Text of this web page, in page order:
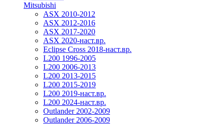
Mitsubishi
ASX 2010-2012
ASX 2012-2016
ASX 2017-2020
ASX 2020-наст.вр.
Eclipse Cross 2018-наст.вр.
L200 1996-2005
L200 2006-2013
L200 2013-2015
L200 2015-2019
L200 2019-наст.вр.
L200 2024-наст.вр.
Outlander 2002-2009
Outlander 2006-2009